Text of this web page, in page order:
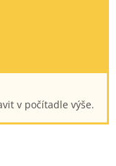
v počítadle výše.